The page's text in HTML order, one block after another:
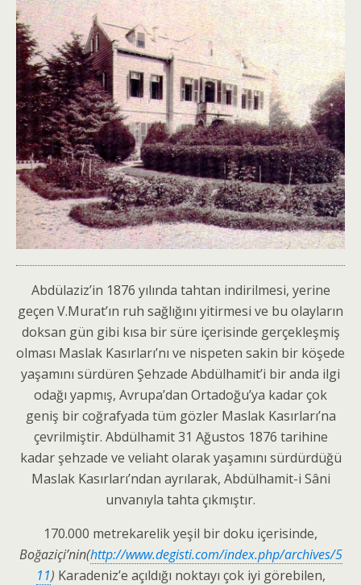
Abdülaziz’in 1876 yılında tahtan indirilmesi, yerine
geçen V.Murat’ın ruh sağlığını yitirmesi ve bu olayların
doksan gün gibi kısa bir süre içerisinde gerçekleşmiş
olması Maslak Kasırları’nı ve nispeten sakin bir köşede
yaşamını sürdüren Şehzade Abdülhamit’i bir anda ilgi
odağı yapmış, Avrupa’dan Ortadoğu’ya kadar çok
geniş bir coğrafyada tüm gözler Maslak Kasırları’na
çevrilmiştir. Abdülhamit 31 Ağustos 1876 tarihine
kadar şehzade ve veliaht olarak yaşamını sürdürdüğü
Maslak Kasırları’ndan ayrılarak, Abdülhamit-i Sâni
unvanıyla tahta çıkmıştır.
170.000 metrekarelik yeşil bir doku içerisinde,
Boğaziçi’nin(http://www.degisti.com/index.php/archives/5
11) Karadeniz’e açıldığı noktayı çok iyi görebilen,